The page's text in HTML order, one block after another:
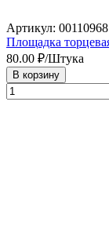
Артикул: 00110968
Площадка
80.00 ₽/Штука
В корзину